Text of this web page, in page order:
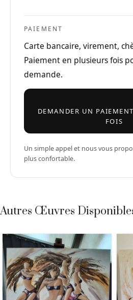
PAIEMENT
Carte bancaire, virement,
Paiement en plusieurs fois
demande.
DEMANDER UN
FOIS
Un simple appel et nous vous
plus confortable.
Autres Œuvres